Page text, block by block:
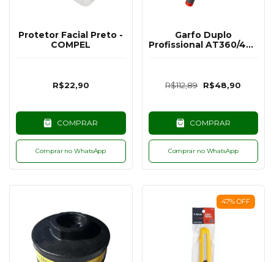
Protetor Facial Preto -
COMPEL
R$22,90
COMPRAR
Comprar no WhatsApp
Garfo Duplo
Profissional AT360/46 -
R$112,89 R$48,90
COMPRAR
Comprar no WhatsApp
47% OFF